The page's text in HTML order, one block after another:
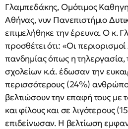
Γλαμπεδάκης, Ομότιμος
Αθήνας, νυν Πανεπιστήμιο
επιμελήθηκε την έρευνα. Ο κ.
προσθέτει ότι: «Οι
πανδημίας όπως η τηλεργασία,
σχολείων κ.ά. έδωσαν την
περισσότερους (24%)
βελτιώσουν την επαφή τους με
και φίλους και σε λιγότερους
επιδείνωσαν. Η βελτίωση